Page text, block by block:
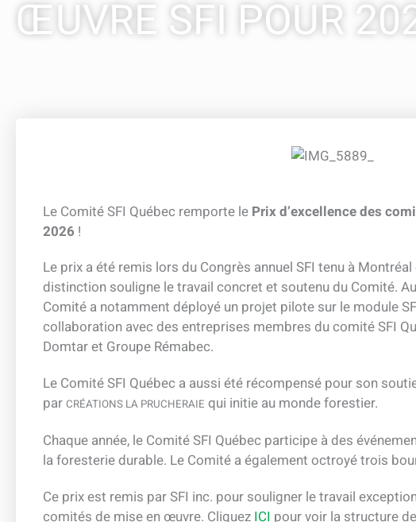
ŒUVRE SFI POUR
Le Comité SFI Québec remporte le Prix d’excellence des
2026 !
Le prix a été remis lors du Congrès annuel SFI tenu à
distinction souligne le travail concret et soutenu du Comité.
Comité a notamment déployé un projet pilote sur le module
collaboration avec des entreprises membres du comité SFI
Domtar et Groupe Rémabec.
Le Comité SFI Québec a aussi été récompensé pour son
par CRÉATIONS LA PRUCHERAIE qui initie au monde forestier.
Chaque année, le Comité SFI Québec participe à des
la foresterie durable. Le Comité a également octroyé trois
Ce prix est remis par SFI inc. pour souligner le travail
comités de mise en œuvre. Cliquez ICI pour voir la structure